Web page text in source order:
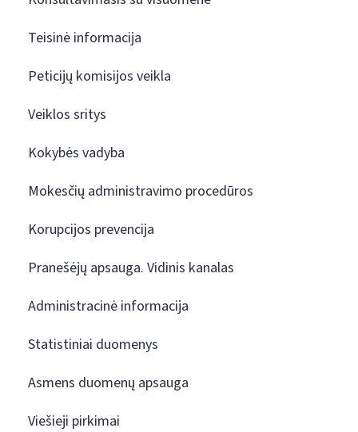
Teisinė informacija
Peticijų komisijos veikla
Veiklos sritys
Kokybės vadyba
Mokesčių administravimo procedūros
Korupcijos prevencija
Pranešėjų apsauga. Vidinis kanalas
Administracinė informacija
Statistiniai duomenys
Asmens duomenų apsauga
Viešieji pirkimai